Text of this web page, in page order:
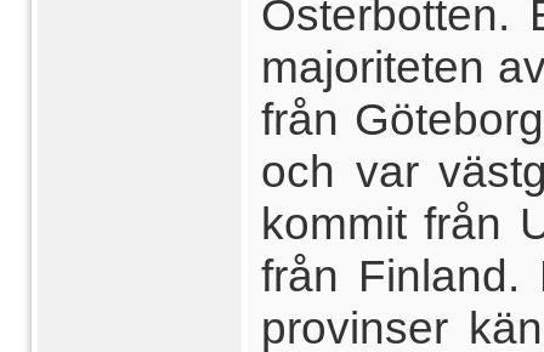
Österbotten.
majoriteten
från
och var
kommit från
från Finland.
provinser